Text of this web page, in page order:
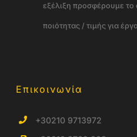
εξέλιξη προσφέρουμε το
ποιότητας / τιμής για
Επικοινωνία
+30210 9713972